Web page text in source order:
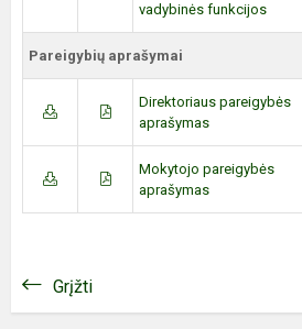
vadybinės funkcijos
Pareigybių aprašymai
Direktoriaus pareigybės
aprašymas
Mokytojo pareigybės
aprašymas
Grįžti